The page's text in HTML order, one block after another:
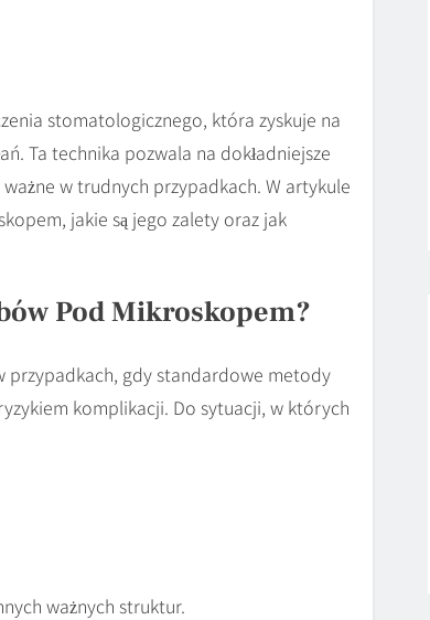
stomatologicznego, która zyskuje na
Ta technika pozwala na dokładniejsze
w trudnych przypadkach. W artykule
jakie są jego zalety oraz jak
Pod Mikroskopem?
przypadkach, gdy standardowe metody
komplikacji. Do sytuacji, w których
ważnych struktur.